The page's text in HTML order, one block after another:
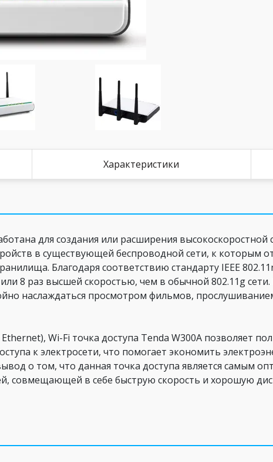
Характеристики
для создания или расширения
в существующей беспроводной сети, к которым
Благодаря соответствию стандарту IEEE
8 раз высшей скоростью, чем в обычной 802.11g
наслаждаться просмотром фильмов,
Wi-Fi точка доступа Tenda W300A позволяет
к электросети, что помогает экономить
о том, что данная точка доступа является самым
совмещающей в себе быструю скорость и хорошую